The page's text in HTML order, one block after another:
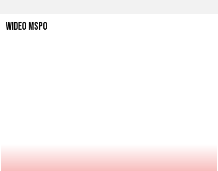
Wideo MSPO